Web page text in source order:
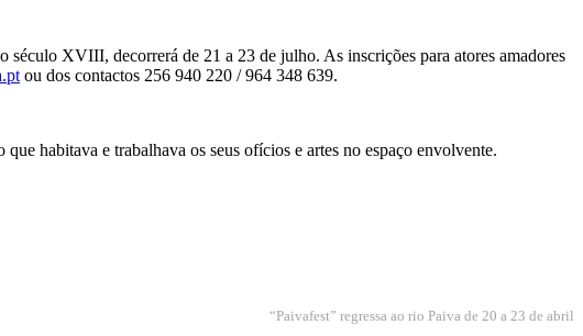
XVIII, decorrerá de 21 a 23 de julho. As inscrições para atores amadores
ou dos contactos 256 940 220 / 964 348 639.
habitava e trabalhava os seus ofícios e artes no espaço envolvente.
“Paivafest” regressa ao rio Paiva de 20 a 23 de abril